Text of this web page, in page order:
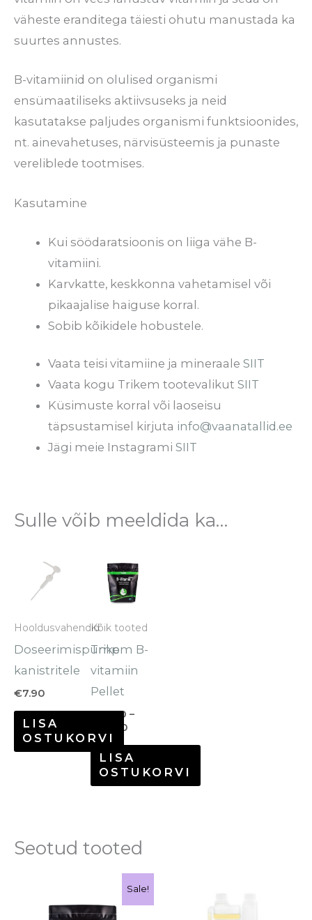
väheste eranditega täiesti ohutu manustada ka
suurtes annustes.
B-vitamiinid on olulised organismi
ensümaatiliseks aktiivsuseks ja neid
kasutatakse paljudes organismi funktsioonides,
nt. ainevahetuses, närvisüsteemis ja punaste
vereliblede tootmises.
Kasutamine
Kui söödaratsioonis on liiga vähe B-
vitamiini.
Karvkatte, keskkonna vahetamisel või
pikaajalise haiguse korral.
Sobib kõikidele hobustele.
Vaata teisi vitamiine ja mineraaleSIIT
Vaata kogu Trikem tootevalikutSIIT
Küsimuste korral või laoseisu
täpsustamisel kirjuta info@vaanatallid.ee
Jägi meie InstagramiSIIT
Sulle võib meeldida ka…
Hooldusvahendid
Doseerimispump
kanistritele
€7.90
LISA
OSTUKORVI
Kõik tooted
Trikem B-
vitamiin
Pellet
€16.90 –
47.90
€16.90
kuni
€47.90
LISA
OSTUKORVI
Sellel
tootel
mitu
varianti.
Valikuid
saab
tootelehel.
Seotud tooted
Sale!
Hinnavahemik:
kuni
tootel